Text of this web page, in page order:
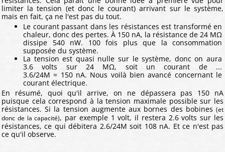
limiter la tension (et donc le courant) arrivant sur le système,
mais en fait, ça ne l'est pas du tout.
Le courant passant dans les résistances est transformé en
chaleur, donc des pertes. À 150 nA, la résistance de 24 MΩ
dissipe 540 nW. 100 fois plus que la consommation
supposée du système.
La tension est quasi nulle sur le système, donc on aura
3.6 volts sur 24 MΩ, soit un courant de ...
3.6/24M = 150 nA. Nous voilà bien avancé concernant le
courant électrique.
En résumé, quoi qu'il arrive, on ne dépassera pas 150 nA
puisque cela correspond à la tension maximale possible sur les
résistances. Si la tension augmente aux bornes des bobines (et
donc de la capacité), par exemple 1 volt, il restera 2.6 volts sur les
résistances, ce qui débitera 2.6/24M soit 108 nA. Et ce n'est pas
ce qu'il observe.